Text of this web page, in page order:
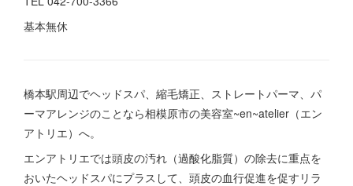
基本無休
橋本駅周辺でヘッドスパ、縮毛矯正、ストレートパーマ、パ
ーマアレンジのことなら相模原市の美容室~en~atelier（エン
アトリエ）へ。
エンアトリエでは頭皮の汚れ（過酸化脂質）の除去に重点を
おいたヘッドスパにプラスして、頭皮の血行促進を促すリラ